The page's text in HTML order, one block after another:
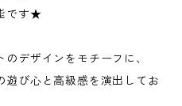
です★
デザインをモチーフに、
び心と高級感を演出してお